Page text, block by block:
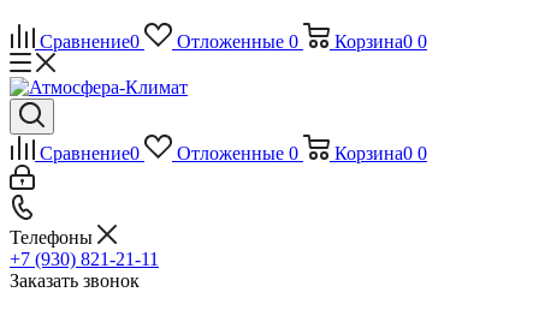
Сравнение0 Отложенные 0 Корзина0 0
Сравнение0 Отложенные 0 Корзина0 0
Телефоны
+7 (930) 821-21-11
Заказать звонок